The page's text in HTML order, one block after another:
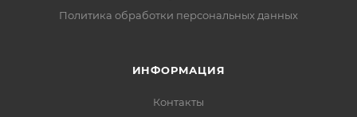
Политика обработки персональных данных
ИНФОРМАЦИЯ
Контакты